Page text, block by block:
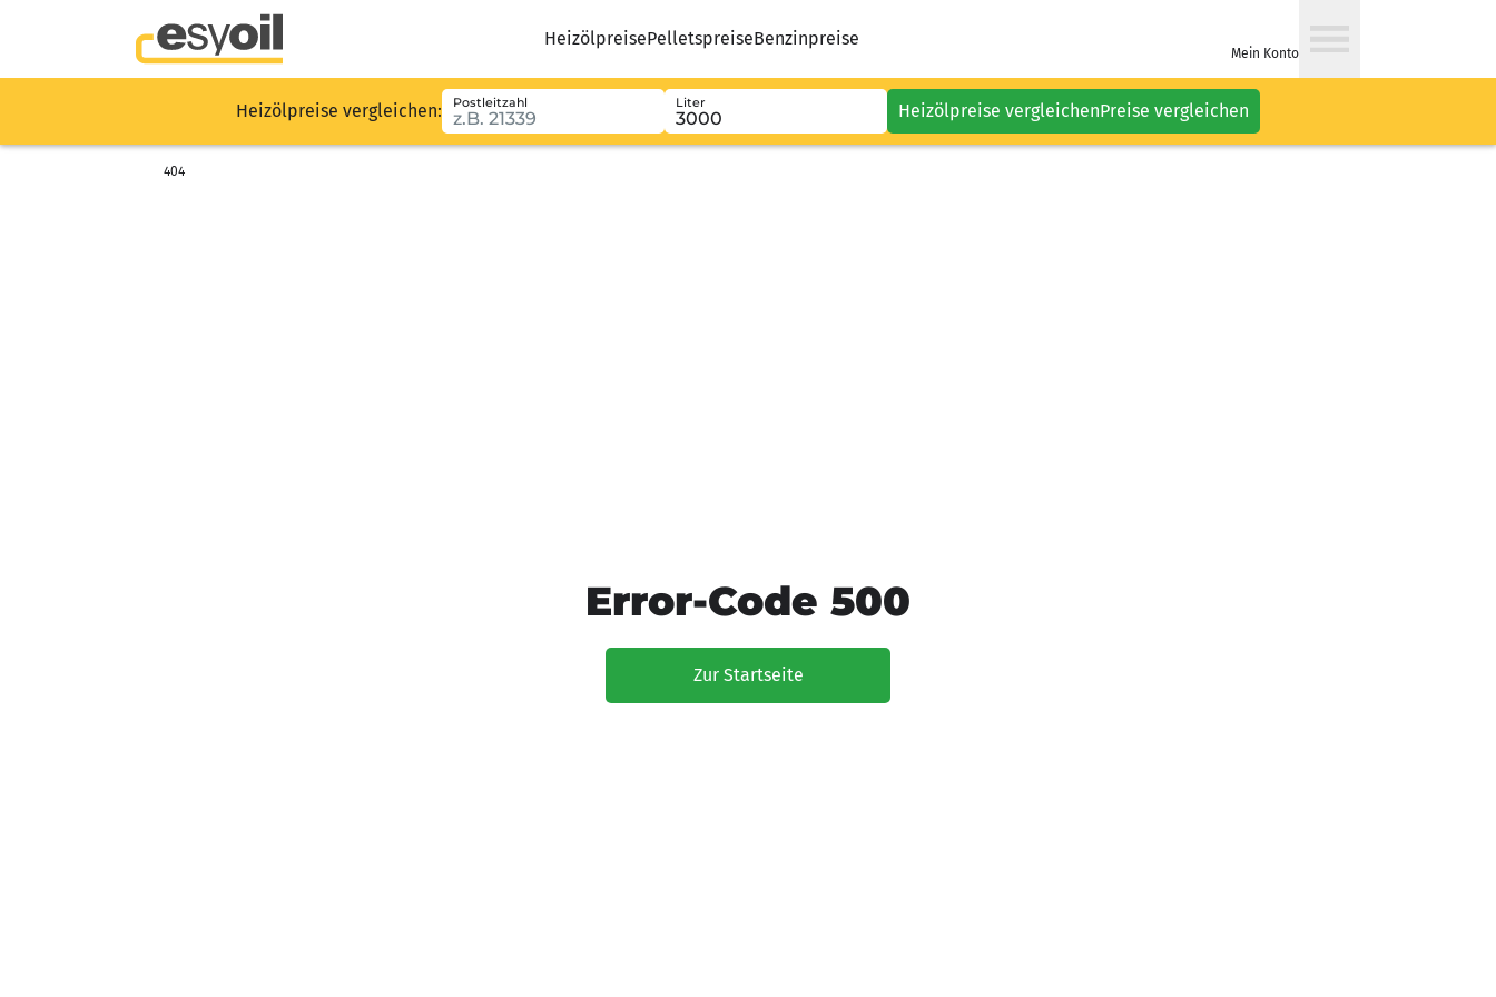
HeizölpreisePelletspreiseBenzinpreise
Mein Konto
Heizölpreise vergleichen: Postleitzahl Liter Heizölpreise vergleichenPreise vergleichen
404
Error-Code 500
Zur Startseite